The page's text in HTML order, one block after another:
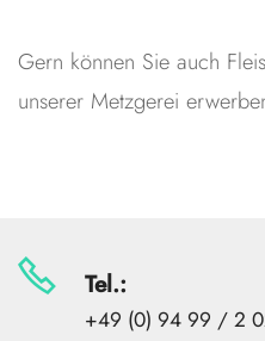
Gern können Sie auch
unserer Metzgerei
Tel.:
+49 (0) 94 99 / 2